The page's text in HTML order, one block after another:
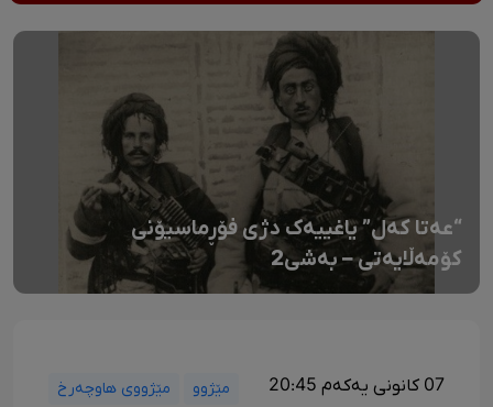
“عەتا کەل” یاغییەک دژی فۆڕماسیۆنی
کۆمەڵایەتی – بەشی2
07 کانونی یەکەم 20:45 مێژوو مێژووی هاوچەرخ